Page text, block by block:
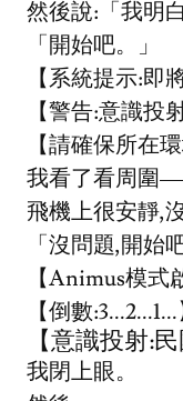
然後說:「我明
「開始吧。」
【系統提示:即
【警告:意識投
【請確保所在
我看了看周圍
飛機上很安靜,
「沒問題,開始
【Animus模式
【倒數:3...2...1...
【意識投射:民
我閉上眼。